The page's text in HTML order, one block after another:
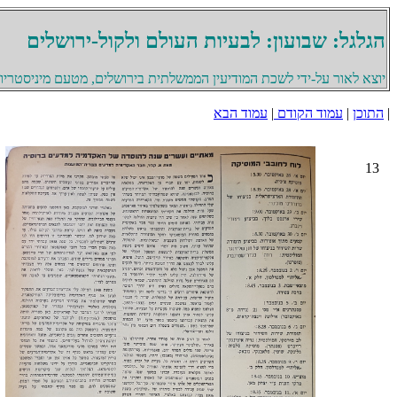
הגלגל: שבועון: לבעיות העולם ולקול-ירושלים
יוצא לאור על-ידי לשכת המודיעין הממשלתית בירושלים, מטעם
| התוכן | עמוד הקודם | עמוד הבא
13